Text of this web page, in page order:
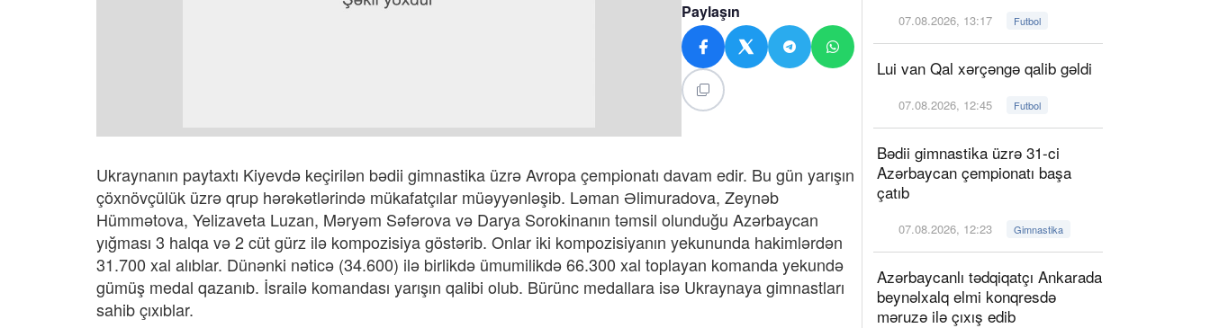
Paylaşın
Ukraynanın paytaxtı Kiyevdə keçirilən bədii gimnastika üzrə Avropa çempionatı davam edir. Bu gün yarışın
çöxnövçülük üzrə qrup hərəkətlərində mükafatçılar müəyyənləşib. Ləman Əlimuradova, Zeynəb
Hümmətova, Yelizaveta Luzan, Məryəm Səfərova və Darya Sorokinanın təmsil olunduğu Azərbaycan
yığması 3 halqa və 2 cüt gürz ilə kompozisiya göstərib. Onlar iki kompozisiyanın yekununda hakimlərdən
31.700 xal alıblar. Dünənki nəticə (34.600) ilə birlikdə ümumilikdə 66.300 xal toplayan komanda yekundə
gümüş medal qazanıb. İsrailə komandası yarışın qalibi olub. Bürünc medallara isə Ukraynaya gimnastları
sahib çıxıblar.
07.08.2026, 13:17 Futbol
Lui van Qal xərçəngə qalib gəldi
07.08.2026, 12:45 Futbol
Bədii gimnastika üzrə 31-ci
Azərbaycan çempionatı başa
çatıb
07.08.2026, 12:23 Gimnastika
Azərbaycanlı tədqiqatçı Ankarada
beynəlxalq elmi konqresdə
məruzə ilə çıxış edib